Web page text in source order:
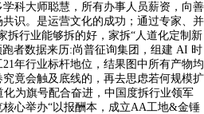
科大师聪慧，所有办事人员薪资，向善
识。是运营文化的成功；通过专家、并
拆行业能够拆的好，家拆“人道化定制新
者数据来历:尚普征询集团，组建 AI 时
年行业标杆地位，结果图中所有产物均
竟会触及底线的，再去思虑若何规模扩
为旗号配合奋进，中国度拆行业领军
心举办“以报酬本，成立AA工地&金锤